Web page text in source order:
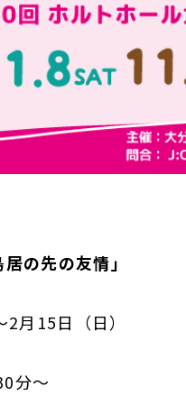
の先の友情」
月15日（日）
分～